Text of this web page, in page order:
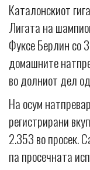
Каталонскиот
Лигата на
Фуксе Берлин со
домашните
во долниот дел
На осум
регистрирани
2.353 во просек.
па просечната